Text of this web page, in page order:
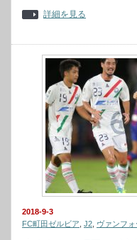
詳細を見る
2018-9-3
FC町田ゼルビア J2 ヴァンフ